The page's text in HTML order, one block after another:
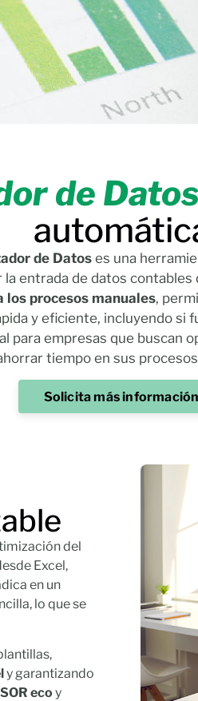
de
de Datoses una
entrada de datos contables
los procesos manuales,
y eficiente, incluyendo si
para empresas que buscan
tiempo en sus
Solicita más información
del
Excel,
en un
lo que se
y garantizando
eco y